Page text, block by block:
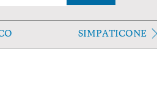
SIMPATICONE